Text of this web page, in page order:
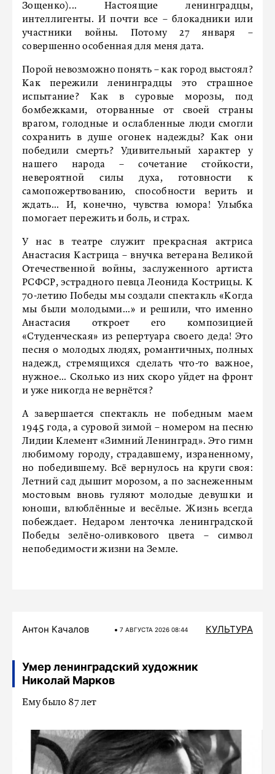
Зощенко)... Настоящие ленинградцы,
интеллигенты. И почти все – блокадники или
участники войны. Потому 27 января –
совершенно особенная для меня дата.
Порой невозможно понять – как город выстоял?
Как пережили ленинградцы это страшное
испытание? Как в суровые морозы, под
бомбежками, оторванные от своей страны
врагом, голодные и ослабленные люди смогли
сохранить в душе огонек надежды? Как они
победили смерть? Удивительный характер у
нашего народа – сочетание стойкости,
невероятной силы духа, готовности к
самопожертвованию, способности верить и
ждать... И, конечно, чувства юмора! Улыбка
помогает пережить и боль, и страх.
У нас в театре служит прекрасная актриса
Анастасия Кастрица – внучка ветерана Великой
Отечественной войны, заслуженного артиста
РСФСР, эстрадного певца Леонида Кострицы. К
70-летию Победы мы создали спектакль «Когда
мы были молодыми...» и решили, что именно
Анастасия откроет его композицией
«Студенческая» из репертуара своего деда! Это
песня о молодых людях, романтичных, полных
надежд, стремящихся сделать что-то важное,
нужное... Сколько из них скоро уйдет на фронт
и уже никогда не вернётся?
А завершается спектакль не победным маем
1945 года, а суровой зимой – номером на песню
Лидии Клемент «Зимний Ленинград». Это гимн
любимому городу, страдавшему, израненному,
но победившему. Всё вернулось на круги своя:
Летний сад дышит морозом, а по заснеженным
мостовым вновь гуляют молодые девушки и
юноши, влюблённые и весёлые. Жизнь всегда
побеждает. Недаром ленточка ленинградской
Победы зелёно-оливкового цвета – символ
непобедимости жизни на Земле.
Антон Качалов 7 АВГУСТА 2026 08:44 КУЛЬТУРА
Умер ленинградский художник
Николай Марков
Ему было 87 лет